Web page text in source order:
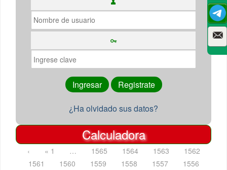
¿Ha olvidado sus datos?
Calculadora
‹ « 1 … 1565 1564 1563
1562
1561
1560 1559 1558 1557
1556